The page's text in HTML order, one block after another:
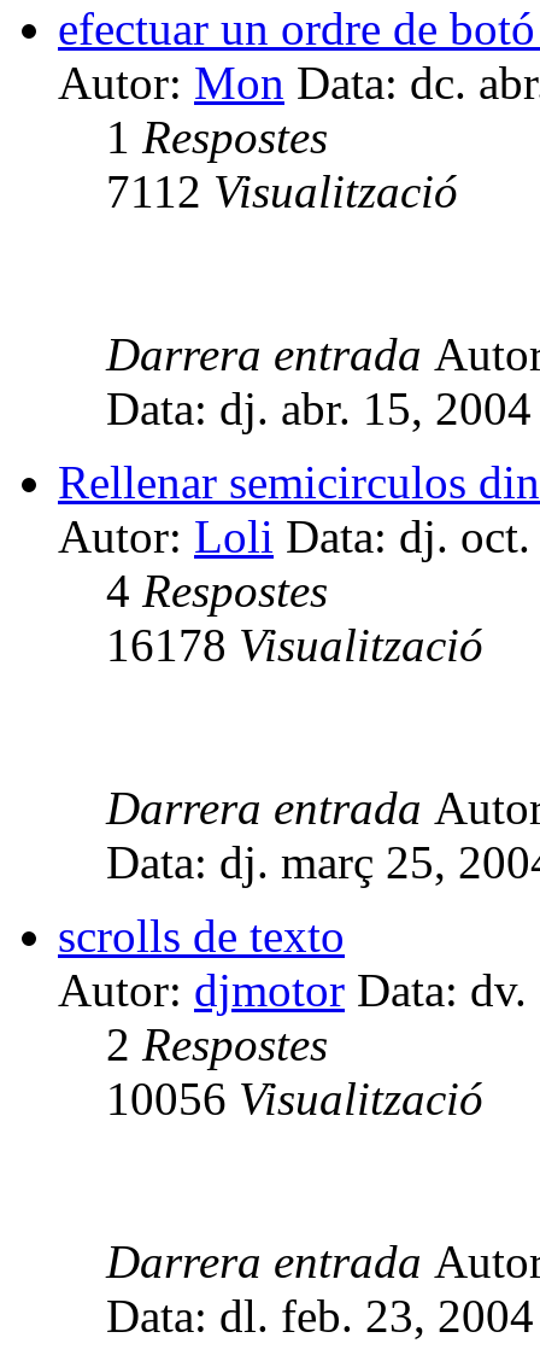
efectuar un ordre de
Autor: Mon Data: dc.
1 Respostes
7112 Visualització
Darrera entrada
Data: dj. abr. 15,
Rellenar semicirculos
Autor: Loli Data: dj.
4 Respostes
16178 Visualització
Darrera entrada
Data: dj. març 25,
scrolls de texto
Autor: djmotor Data:
2 Respostes
10056 Visualització
Darrera entrada
Data: dl. feb. 23,